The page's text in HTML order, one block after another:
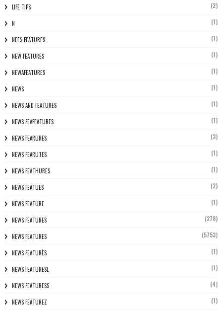
LIFE TIPS (2)
N (1)
NEES FEATURES (1)
NEW FEATURES (1)
NEWAFEATURES (1)
NEWS (1)
NEWS AND FEATURES (1)
NEWS FEAFEATURES (1)
NEWS FEARURES (3)
NEWS FEARUTES (1)
NEWS FEATHURES (1)
NEWS FEATUES (2)
NEWS FEATURE (1)
NEWS FEATURES (278)
NEWS FEATURES (5753)
NEWS FEATURÈS (1)
NEWS FEATURESL (1)
NEWS FEATURESS (4)
NEWS FEATUREZ (1)